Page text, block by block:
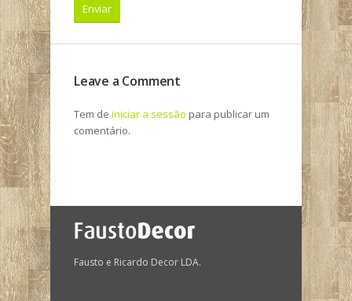
Leave a Comment
Tem de iniciar a sessão para publicar um
comentário.
Fausto e Ricardo Decor LDA.